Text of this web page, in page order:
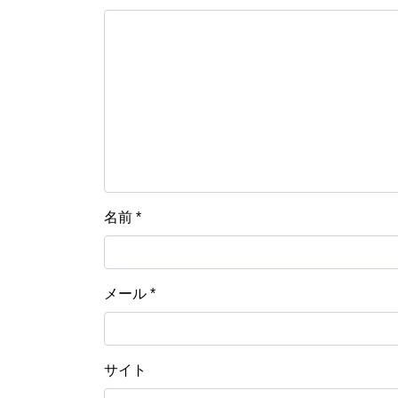
名前 *
メール *
サイト